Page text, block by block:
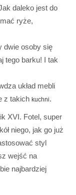
daleko jest do
ryże,
dwie osoby się
tego barku! I tak
układ mebli
z takich kuchni.
XVI. Fotel, super
niego, jak go już
styl
wejść na
najbardziej